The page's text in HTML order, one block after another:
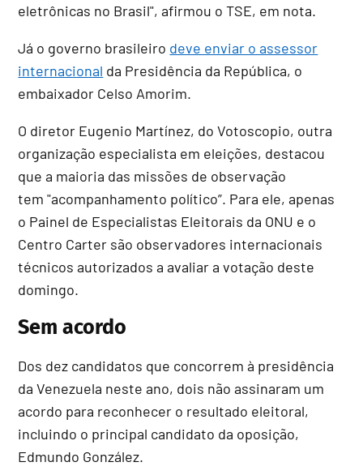
eletrônicas no Brasil", afirmou o TSE, em nota.
Já o governo brasileiro deve enviar o assessor
internacional da Presidência da República, o
embaixador Celso Amorim.
O diretor Eugenio Martínez, do Votoscopio, outra
organização especialista em eleições, destacou
que a maioria das missões de observação
tem "acompanhamento político”. Para ele, apenas
o Painel de Especialistas Eleitorais da ONU e o
Centro Carter são observadores internacionais
técnicos autorizados a avaliar a votação deste
domingo.
Sem acordo
Dos dez candidatos que concorrem à presidência
da Venezuela neste ano, dois não assinaram um
acordo para reconhecer o resultado eleitoral,
incluindo o principal candidato da oposição,
Edmundo González.